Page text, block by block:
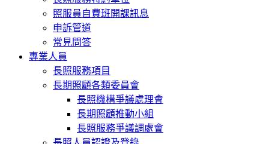
照服員自費班開課訊息
申訴管道
常見問答
專業人員
長照服務項目
長期照顧各類委員會
長照機構爭議處理會
長期照顧推動小組
長照服務爭議調處會